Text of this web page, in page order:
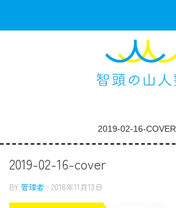
2019-02-16-COVER
2019-02-16-cover
BY 管理者 · 2018年11月13日